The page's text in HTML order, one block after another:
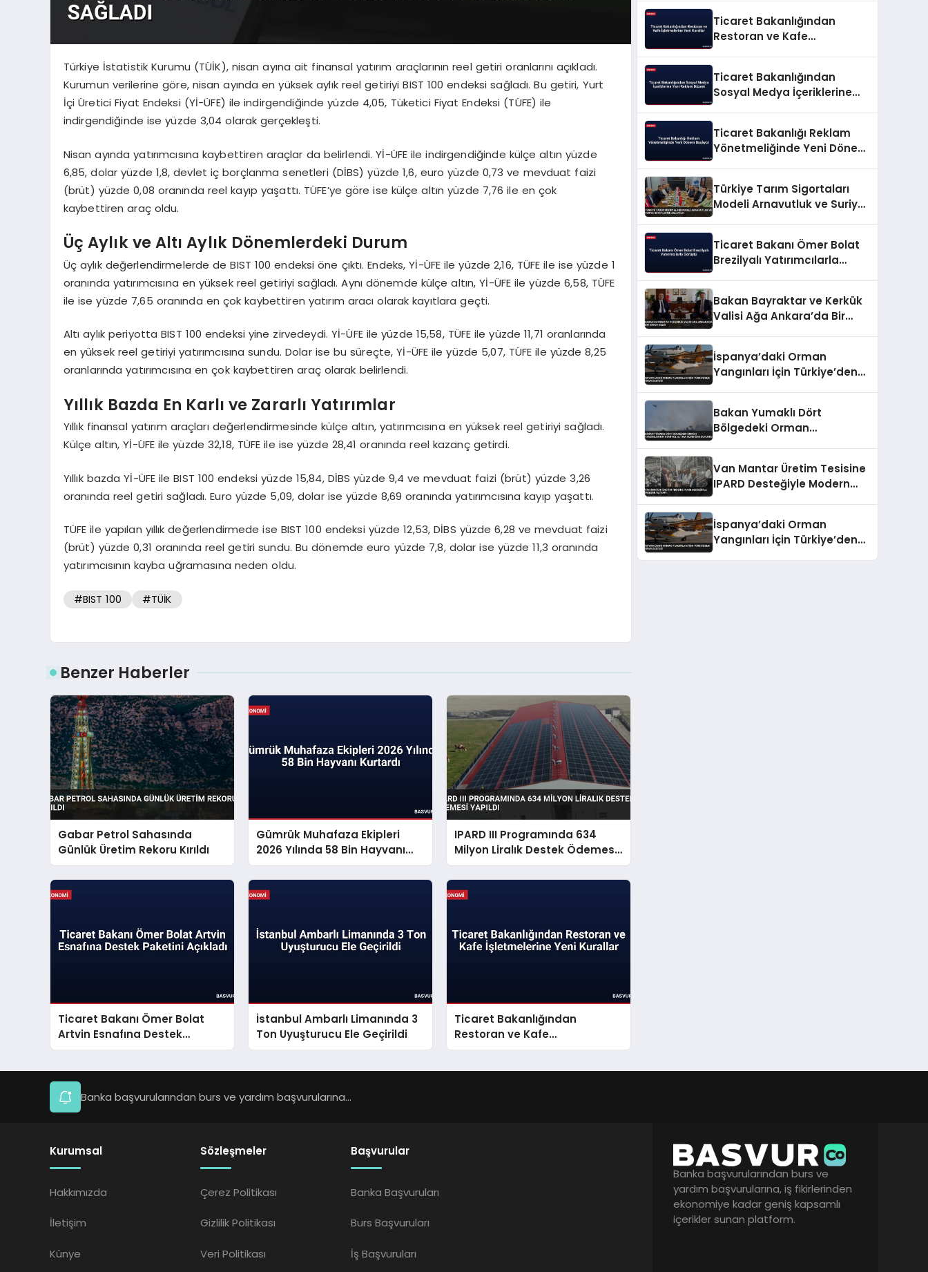
Türkiye İstatistik Kurumu (TÜİK), nisan ayına ait finansal yatırım araçlarının reel getiri oranlarını açıkladı.
Kurumun verilerine göre, nisan ayında en yüksek aylık reel getiriyi BIST 100 endeksi sağladı. Bu getiri, Yurt
İçi Üretici Fiyat Endeksi (Yİ-ÜFE) ile indirgendiğinde yüzde 4,05, Tüketici Fiyat Endeksi (TÜFE) ile
indirgendiğinde ise yüzde 3,04 olarak gerçekleşti.
Nisan ayında yatırımcısına kaybettiren araçlar da belirlendi. Yİ-ÜFE ile indirgendiğinde külçe altın yüzde
6,85, dolar yüzde 1,8, devlet iç borçlanma senetleri (DİBS) yüzde 1,6, euro yüzde 0,73 ve mevduat faizi
(brüt) yüzde 0,08 oranında reel kayıp yaşattı. TÜFE’ye göre ise külçe altın yüzde 7,76 ile en çok
kaybettiren araç oldu.
Üç Aylık ve Altı Aylık Dönemlerdeki Durum
Üç aylık değerlendirmelerde de BIST 100 endeksi öne çıktı. Endeks, Yİ-ÜFE ile yüzde 2,16, TÜFE ile ise yüzde 1
oranında yatırımcısına en yüksek reel getiriyi sağladı. Aynı dönemde külçe altın, Yİ-ÜFE ile yüzde 6,58, TÜFE
ile ise yüzde 7,65 oranında en çok kaybettiren yatırım aracı olarak kayıtlara geçti.
Altı aylık periyotta BIST 100 endeksi yine zirvedeydi. Yİ-ÜFE ile yüzde 15,58, TÜFE ile yüzde 11,71 oranlarında
en yüksek reel getiriyi yatırımcısına sundu. Dolar ise bu süreçte, Yİ-ÜFE ile yüzde 5,07, TÜFE ile yüzde 8,25
oranlarında yatırımcısına en çok kaybettiren araç olarak belirlendi.
Yıllık Bazda En Karlı ve Zararlı Yatırımlar
Yıllık finansal yatırım araçları değerlendirmesinde külçe altın, yatırımcısına en yüksek reel getiriyi sağladı.
Külçe altın, Yİ-ÜFE ile yüzde 32,18, TÜFE ile ise yüzde 28,41 oranında reel kazanç getirdi.
Yıllık bazda Yİ-ÜFE ile BIST 100 endeksi yüzde 15,84, DİBS yüzde 9,4 ve mevduat faizi (brüt) yüzde 3,26
oranında reel getiri sağladı. Euro yüzde 5,09, dolar ise yüzde 8,69 oranında yatırımcısına kayıp yaşattı.
TÜFE ile yapılan yıllık değerlendirmede ise BIST 100 endeksi yüzde 12,53, DİBS yüzde 6,28 ve mevduat faizi
(brüt) yüzde 0,31 oranında reel getiri sundu. Bu dönemde euro yüzde 7,8, dolar ise yüzde 11,3 oranında
yatırımcısının kayba uğramasına neden oldu.
#BIST 100 #TÜİK
Benzer Haberler
Gabar Petrol Sahasında
Günlük Üretim Rekoru Kırıldı
Gümrük Muhafaza Ekipleri
2026 Yılında 58 Bin Hayvanı
Kurtardı
IPARD III Programında 634
Milyon Liralık Destek Ödemesi
Yapıldı
Ticaret Bakanı Ömer Bolat
Artvin Esnafına Destek
Paketini Açıkladı
İstanbul Ambarlı Limanında 3
Ton Uyuşturucu Ele Geçirildi
Ticaret Bakanlığından
Restoran ve Kafe
İşletmelerine Yeni Kurallar
Ticaret Bakanlığından
Restoran ve Kafe
Ticaret Bakanlığından
Sosyal Medya İçeriklerine
Ticaret Bakanlığı Reklam
Yönetmeliğinde Yeni Dönem
Türkiye Tarım Sigortaları
Modeli Arnavutluk ve Suriye
Ticaret Bakanı Ömer Bolat
Brezilyalı Yatırımcılarla
Bakan Bayraktar ve Kerkük
Valisi Ağa Ankara’da Bir
İspanya’daki Orman
Yangınları İçin Türkiye’den
Bakan Yumaklı Dört
Bölgedeki Orman
Van Mantar Üretim Tesisine
IPARD Desteğiyle Modern
İspanya’daki Orman
Yangınları İçin Türkiye’den
Banka başvurularından burs ve yardım başvurularına...
Kurumsal
Hakkımızda
İletişim
Künye
Sözleşmeler
Çerez Politikası
Gizlilik Politikası
Veri Politikası
Başvurular
Banka Başvuruları
Burs Başvuruları
İş Başvuruları
Banka başvurularından burs ve
yardım başvurularına, iş fikirlerinden
ekonomiye kadar geniş kapsamlı
içerikler sunan platform.